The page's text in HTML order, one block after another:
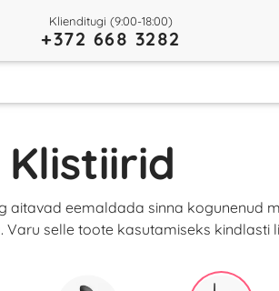
Klienditugi (9:00-18:00)
+372 668 3282
Klistiirid
eemaldada sinna kogunenud
selle toote kasutamiseks kindlasti